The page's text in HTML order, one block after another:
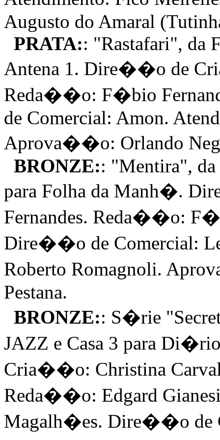
Augusto do Amaral
PRATA:: "Rastafari", da
Antena 1. Dire��o de
Reda��o: F�bio
de Comercial: Amon.
Aprova��o: Orlando
BRONZE:: "Mentira",
para Folha da Manh�.
Fernandes. Reda��o:
Dire��o de Comercial:
Roberto Romagnoli.
Pestana.
BRONZE:: S�rie
JAZZ e Casa 3 para
Cria��o: Christina
Reda��o: Edgard
Magalh�es. Dire��o de